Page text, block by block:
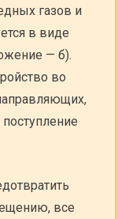
газов и
в виде
— б).
во
все